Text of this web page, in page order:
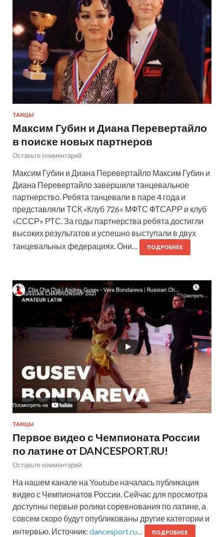
ТАНЦЫ
Максим Губин и Диана Перевертайло
в поиске новых партнеров
Оставьте комментарий
Максим Губин и Диана Перевертайло Максим Губин и
Диана Перевертайло завершили танцевальное
партнерство. Ребята танцевали в паре 4 года и
представляли ТСК «Клуб 726» МФТС ФТСАРР и клуб
«СССР» РТС. За годы партнерства ребята достигли
высоких результатов и успешно выступали в двух
танцевальных федерациях. Они…
ПОДРОБНЕЕ
ТАНЦЫ
Первое видео с Чемпионата России
по латине от DANCESPORT.RU!
Оставьте комментарий
На нашем канале на Youtube началась публикация
видео с Чемпионатов России. Сейчас для просмотра
доступны первые ролики соревнования по латине, а
совсем скоро будут опубликованы другие категории и
интервью. Источник: dancesport.ru… ПОДРОБНЕЕ